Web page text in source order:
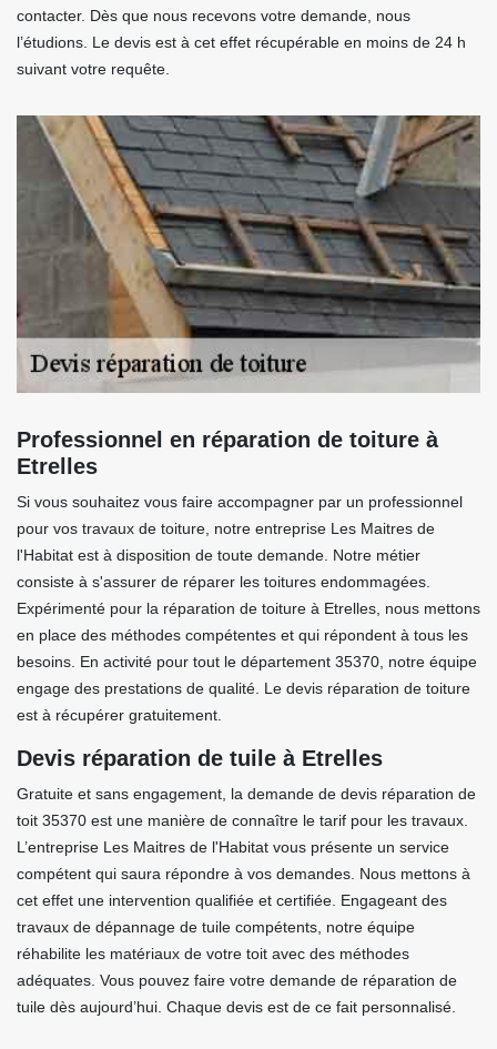
contacter. Dès que nous recevons votre demande, nous
l’étudions. Le devis est à cet effet récupérable en moins de 24 h
suivant votre requête.
Professionnel en réparation de toiture à
Etrelles
Si vous souhaitez vous faire accompagner par un professionnel
pour vos travaux de toiture, notre entreprise Les Maitres de
l'Habitat est à disposition de toute demande. Notre métier
consiste à s'assurer de réparer les toitures endommagées.
Expérimenté pour la réparation de toiture à Etrelles, nous mettons
en place des méthodes compétentes et qui répondent à tous les
besoins. En activité pour tout le département 35370, notre équipe
engage des prestations de qualité. Le devis réparation de toiture
est à récupérer gratuitement.
Devis réparation de tuile à Etrelles
Gratuite et sans engagement, la demande de devis réparation de
toit 35370 est une manière de connaître le tarif pour les travaux.
L’entreprise Les Maitres de l'Habitat vous présente un service
compétent qui saura répondre à vos demandes. Nous mettons à
cet effet une intervention qualifiée et certifiée. Engageant des
travaux de dépannage de tuile compétents, notre équipe
réhabilite les matériaux de votre toit avec des méthodes
adéquates. Vous pouvez faire votre demande de réparation de
tuile dès aujourd’hui. Chaque devis est de ce fait personnalisé.